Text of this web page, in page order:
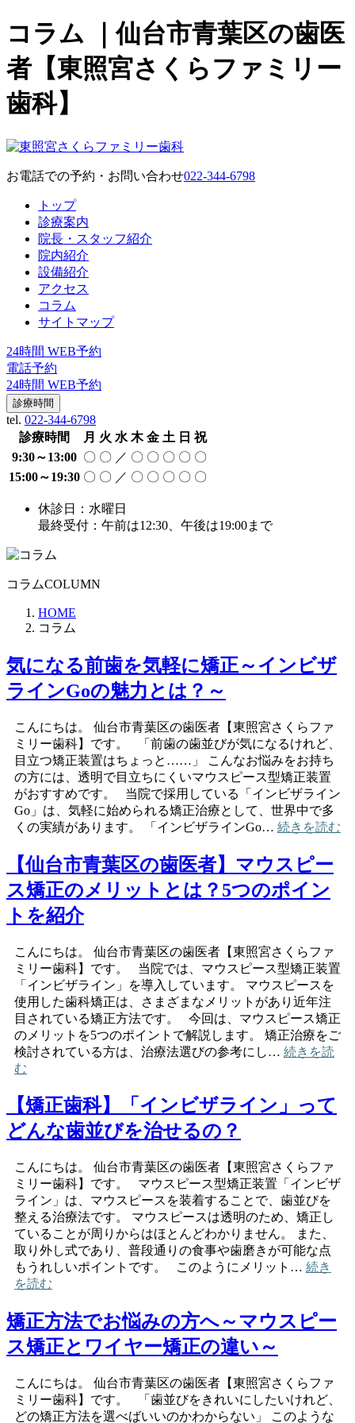
コラム ｜仙台市青葉区の歯医
者【東照宮さくらファミリー
歯科】
お電話での予約・お問い合わせ022-344-6798
トップ
診療案内
院長・スタッフ紹介
院内紹介
設備紹介
アクセス
コラム
サイトマップ
24時間 WEB予約
電話予約
24時間 WEB予約
診療時間
tel. 022-344-6798
診療時間
月 火 水 木 金 土 日 祝
9:30～13:00 〇 〇 ／ 〇 〇 〇 〇 〇
15:00～19:30 〇 〇 ／ 〇 〇 〇 〇 〇
休診日：水曜日
最終受付：午前は12:30、午後は19:00まで
コラムCOLUMN
HOME
コラム
気になる前歯を気軽に矯正～インビザ
ラインGoの魅力とは？～
こんにちは。 仙台市青葉区の歯医者【東照宮さくらファ
ミリー歯科】です。 「前歯の歯並びが気になるけれど、
目立つ矯正装置はちょっと……」 こんなお悩みをお持ち
の方には、透明で目立ちにくいマウスピース型矯正装置
がおすすめです。 当院で採用している「インビザライン
Go」は、気軽に始められる矯正治療として、世界中で多
くの実績があります。 「インビザラインGo… 続きを読む
【仙台市青葉区の歯医者】マウスピー
ス矯正のメリットとは？5つのポイン
トを紹介
こんにちは。 仙台市青葉区の歯医者【東照宮さくらファ
ミリー歯科】です。 当院では、マウスピース型矯正装置
「インビザライン」を導入しています。 マウスピースを
使用した歯科矯正は、さまざまなメリットがあり近年注
目されている矯正方法です。 今回は、マウスピース矯正
のメリットを5つのポイントで解説します。 矯正治療をご
検討されている方は、治療法選びの参考にし… 続きを読
む
【矯正歯科】「インビザライン」って
どんな歯並びを治せるの？
こんにちは。 仙台市青葉区の歯医者【東照宮さくらファ
ミリー歯科】です。 マウスピース型矯正装置「インビザ
ライン」は、マウスピースを装着することで、歯並びを
整える治療法です。 マウスピースは透明のため、矯正し
ていることが周りからはほとんどわかりません。 また、
取り外し式であり、普段通りの食事や歯磨きが可能な点
もうれしいポイントです。 このようにメリット… 続き
を読む
矯正方法でお悩みの方へ～マウスピー
ス矯正とワイヤー矯正の違い～
こんにちは。 仙台市青葉区の歯医者【東照宮さくらファ
ミリー歯科】です。 「歯並びをきれいにしたいけれど、
どの矯正方法を選べばいいのかわからない」 このような